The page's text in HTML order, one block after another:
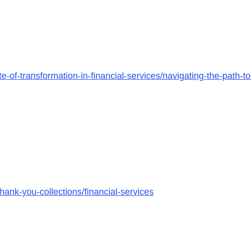
of-transformation-in-financial-services/navigating-the-path-
you-collections/financial-services